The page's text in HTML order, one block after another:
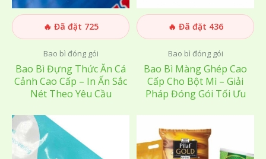
🔥 Đã đặt 725
Bao bì đóng gói
Bao Bì Đựng Thức Ăn Cá
Cảnh Cao Cấp – In Ấn Sắc
Nét Theo Yêu Cầu
🔥 Đã đặt 436
Bao bì đóng gói
Bao Bì Màng Ghép Cao
Cấp Cho Bột Mì – Giải
Pháp Đóng Gói Tối Ưu